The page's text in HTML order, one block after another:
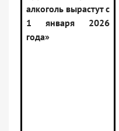
алкоголь вырастут с
1 января 2026
года»